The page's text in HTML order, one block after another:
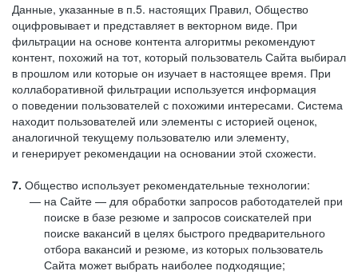
Данные, указанные в п.5. настоящих Правил, Общество
оцифровывает и представляет в векторном виде. При
фильтрации на основе контента алгоритмы рекомендуют
контент, похожий на тот, который пользователь Сайта выбирал
в прошлом или которые он изучает в настоящее время. При
коллаборативной фильтрации используется информация
о поведении пользователей с похожими интересами. Система
находит пользователей или элементы с историей оценок,
аналогичной текущему пользователю или элементу,
и генерирует рекомендации на основании этой схожести.
7. Общество использует рекомендательные технологии:
на Сайте — для обработки запросов работодателей при
поиске в базе резюме и запросов соискателей при
поиске вакансий в целях быстрого предварительного
отбора вакансий и резюме, из которых пользователь
Сайта может выбрать наиболее подходящие;